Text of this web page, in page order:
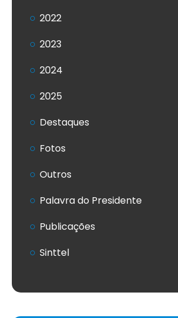
2022
2023
2024
2025
Destaques
Fotos
Outros
Palavra do Presidente
Publicações
Sinttel